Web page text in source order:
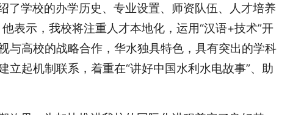
了学校的办学历史、专业设置、师资队伍、人才培养
表示，我校将注重人才本地化，运用“汉语+技术”开
与高校的战略合作，华水独具特色，具有突出的学科
起机制联系，着重在“讲好中国水利水电故事”、助